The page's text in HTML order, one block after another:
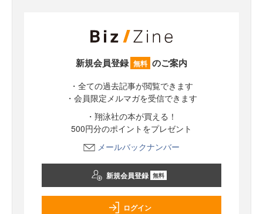
新規会員登録 無料 のご案内
・全ての過去記事が閲覧できます
・会員限定メルマガを受信できます
・翔泳社の本が買える！
500円分のポイントをプレゼント
メールバックナンバー
新規会員登録 無料
ログイン